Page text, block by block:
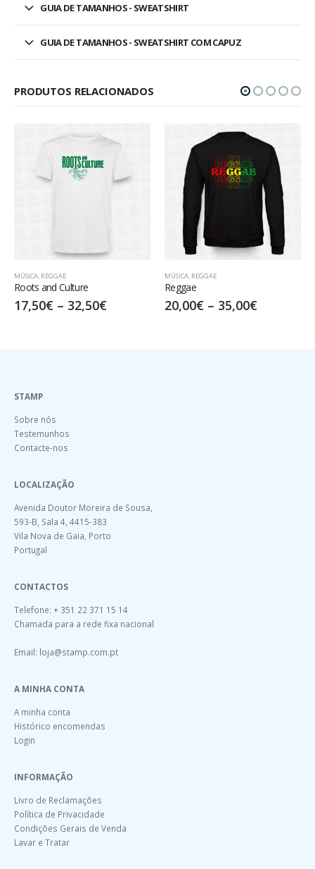
GUIA DE TAMANHOS - SWEATSHIRT
GUIA DE TAMANHOS - SWEATSHIRT COM CAPUZ
PRODUTOS RELACIONADOS
MÚSICA, REGGAE
Roots and Culture
17,50€ – 32,50€
MÚSICA, REGGAE
Reggae
20,00€ – 35,00€
STAMP
Sobre nós
Testemunhos
Contacte-nos
LOCALIZAÇÃO
Avenida Doutor Moreira de Sousa,
593-B, Sala 4, 4415-383
Vila Nova de Gaia, Porto
Portugal
CONTACTOS
Telefone: + 351 22 371 15 14
Chamada para a rede fixa nacional
Email: loja@stamp.com.pt
A MINHA CONTA
A minha conta
Histórico encomendas
Login
INFORMAÇÃO
Livro de Reclamações
Política de Privacidade
Condições Gerais de Venda
Lavar e Tratar